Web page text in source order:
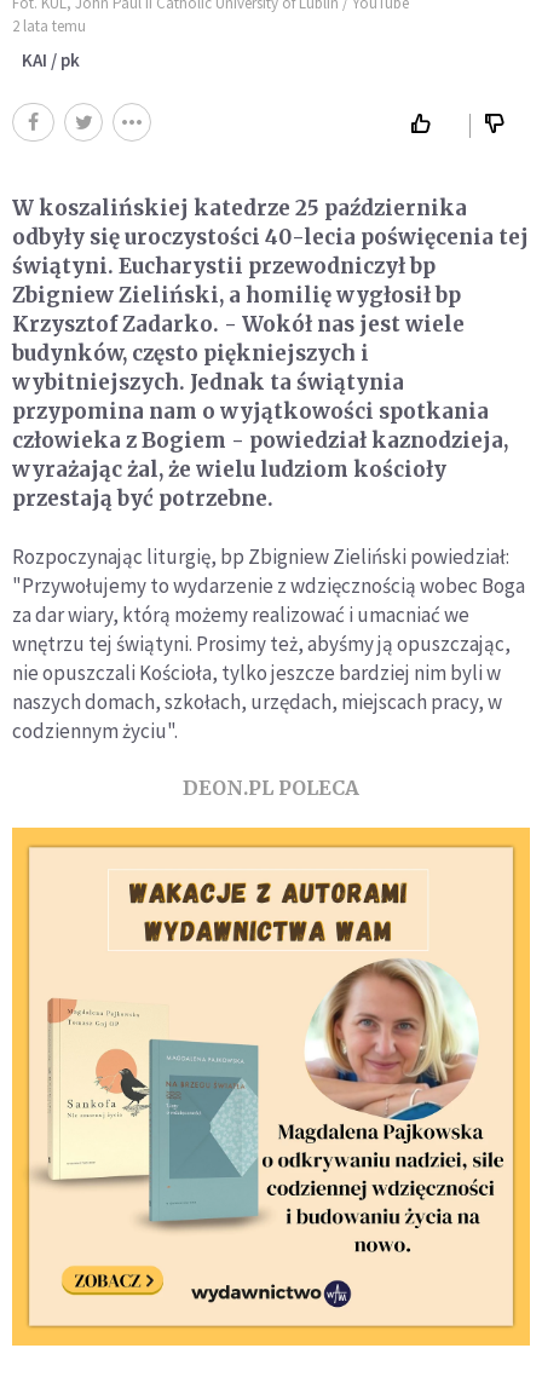
2 lata temu
KAI / pk
W koszalińskiej katedrze 25 października
odbyły się uroczystości 40-lecia poświęcenia tej
świątyni. Eucharystii przewodniczył bp
Zbigniew Zieliński, a homilię wygłosił bp
Krzysztof Zadarko. - Wokół nas jest wiele
budynków, często piękniejszych i
wybitniejszych. Jednak ta świątynia
przypomina nam o wyjątkowości spotkania
człowieka z Bogiem - powiedział kaznodzieja,
wyrażając żal, że wielu ludziom kościoły
przestają być potrzebne.
Rozpoczynając liturgię, bp Zbigniew Zieliński powiedział:
"Przywołujemy to wydarzenie z wdzięcznością wobec Boga
za dar wiary, którą możemy realizować i umacniać we
wnętrzu tej świątyni. Prosimy też, abyśmy ją opuszczając,
nie opuszczali Kościoła, tylko jeszcze bardziej nim byli w
naszych domach, szkołach, urzędach, miejscach pracy, w
codziennym życiu".
DEON.PL POLECA